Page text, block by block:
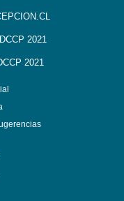
2021
2021